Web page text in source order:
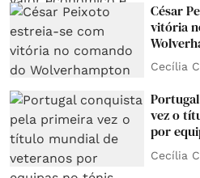
César
vitória
Cecília
vez o
por
Cecília